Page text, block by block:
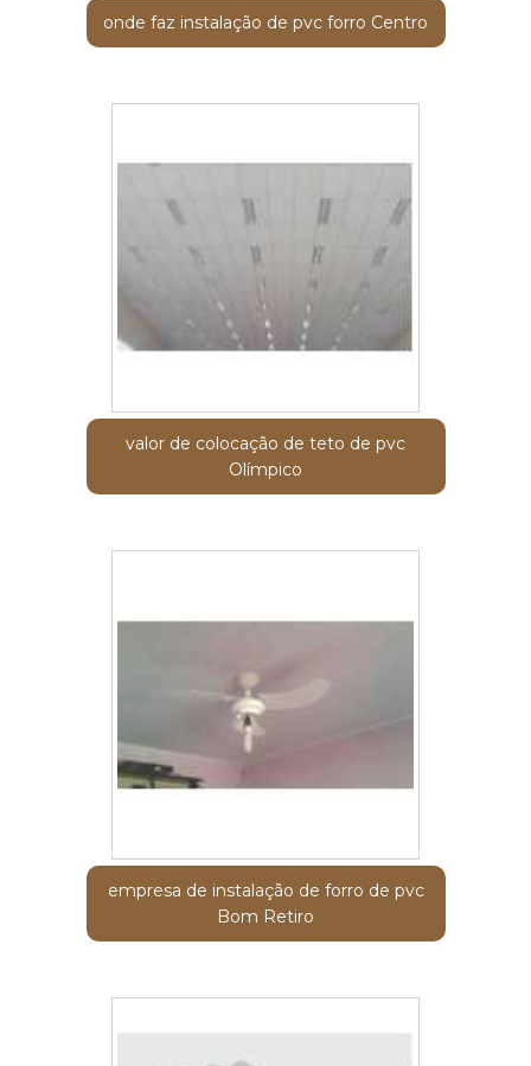
onde faz instalação de pvc forro Centro
valor de colocação de teto de pvc
Olímpico
empresa de instalação de forro de pvc
Bom Retiro